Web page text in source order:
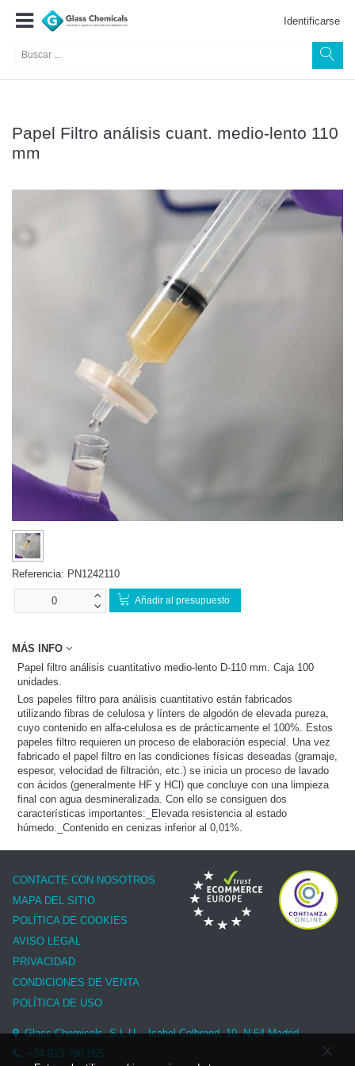
Identificarse
Papel Filtro análisis cuant. medio-lento 110
mm
Referencia: PN1242110
Añadir al presupuesto
MÁS INFO
Papel filtro análisis cuantitativo medio-lento D-110 mm. Caja 100
unidades.
Los papeles filtro para análisis cuantitativo están fabricados
utilizando fibras de celulosa y línters de algodón de elevada pureza,
cuyo contenido en alfa-celulosa es de prácticamente el 100%. Estos
papeles filtro requieren un proceso de elaboración especial. Una vez
fabricado el papel filtro en las condiciones físicas deseadas (gramaje,
espesor, velocidad de filtración, etc.) se inicia un proceso de lavado
con ácidos (generalmente HF y HCl) que concluye con una limpieza
final con agua desmineralizada. Con ello se consiguen dos
características importantes:_Elevada resistencia al estado
húmedo._Contenido en cenizas inferior al 0,01%.
CONTACTE CON NOSOTROS
MAPA DEL SITIO
POLÍTICA DE COOKIES
AVISO LEGAL
PRIVACIDAD
CONDICIONES DE VENTA
POLÍTICA DE USO
Glass Chemicals, S.L.U. - Isabel Colbrand, 10, N-64 Madrid
+34 913 780 055